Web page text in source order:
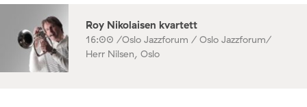
Roy Nikolaisen kvartett
16:00 /Oslo Jazzforum / Oslo Jazzforum/
Herr Nilsen, Oslo